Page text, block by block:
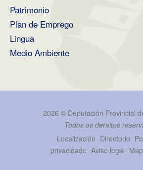
Patrimonio
Plan de Emprego
Lingua
Medio Ambiente
2026 © Deputación Provincial
Todos os dereitos
Localización Directorio
privacidade Aviso legal